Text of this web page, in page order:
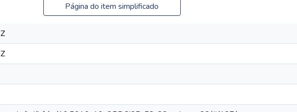
Página do item simplificado